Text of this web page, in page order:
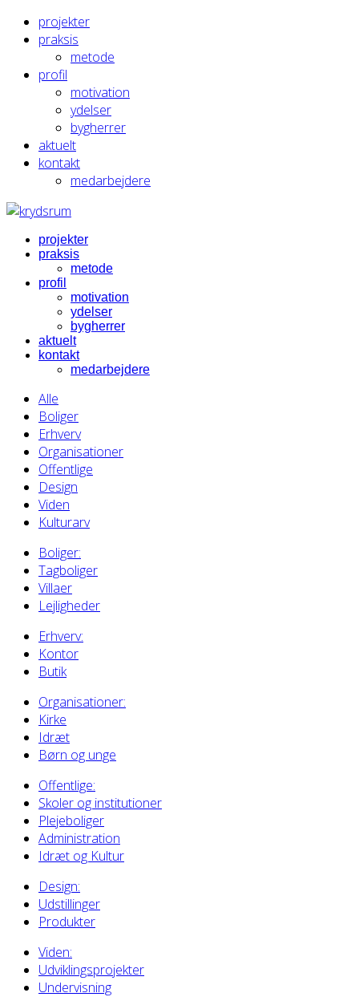
projekter
praksis
metode
profil
motivation
ydelser
bygherrer
aktuelt
kontakt
medarbejdere
projekter
praksis
metode
profil
motivation
ydelser
bygherrer
aktuelt
kontakt
medarbejdere
Alle
Boliger
Erhverv
Organisationer
Offentlige
Design
Viden
Kulturarv
Boliger:
Tagboliger
Villaer
Lejligheder
Erhverv:
Kontor
Butik
Organisationer:
Kirke
Idræt
Børn og unge
Offentlige:
Skoler og institutioner
Plejeboliger
Administration
Idræt og Kultur
Design:
Udstillinger
Produkter
Viden:
Udviklingsprojekter
Undervisning